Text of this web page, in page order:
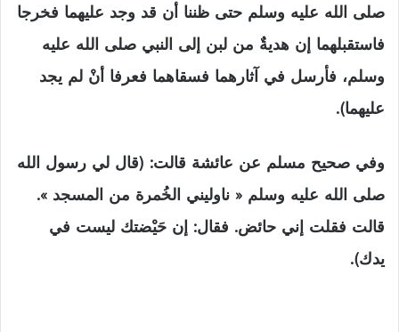
صلى الله عليه وسلم حتى ظننا أن قد وجد عليهما فخرجا
فاستقبلهما إن هديةٌ من لبن إلى النبي صلى الله عليه
وسلم، فأرسل في آثارهما فسقاهما فعرفا أنْ لم يجد
عليهما).
وفي صحيح مسلم عن عائشة قالت: (قال لي رسول الله
صلى الله عليه وسلم « ناوليني الخُمرة من المسجد ».
قالت فقلت إني حائض. فقال: إن حَيْضتك ليست في
يدك).